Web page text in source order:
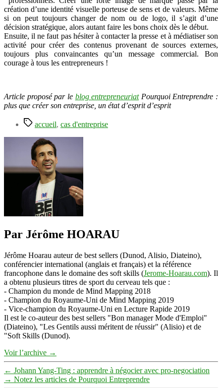
création d’une identité visuelle porteuse de sens et de valeurs. Même
si on peut toujours changer de nom ou de logo, il s’agit d’une
décision stratégique, alors autant faire les bons choix dès le début.
Ensuite, il ne faut pas hésiter à contacter la presse et à médiatiser son
activité pour créer des contenus provenant de sources externes,
toujours plus convaincantes qu’un message commercial. Bon
courage à tous les entrepreneurs !
Article proposé par le blog entrepreneuriatPourquoi Entreprendre :
plus que créer son entreprise, un état d’esprit d’esprit
Étiquettes
accueil, cas d'entreprise
Par Jérôme HOARAU
Jérôme Hoarau auteur de best sellers (Dunod, Alisio, Diateino),
conférencier international (anglais et français) et la référence
francophone dans le domaine des soft skills (Jerome-Hoarau.com). Il
a obtenu plusieurs titres de sport du cerveau tels que :
- Champion du monde de Mind Mapping 2018
- Champion du Royaume-Uni de Mind Mapping 2019
- Vice-champion du Royaume-Uni en Lecture Rapide 2019
Il est le co-auteur des best sellers "Bon manager Mode d'Emploi"
(Diateino), "Les Gentils aussi méritent de réussir" (Alisio) et de
"Soft Skills (Dunod).
Voir l’archive →
← Johann Yang-Ting : apprendre à négocier avec pro-negociation
→ Notez les articles de Pourquoi Entreprendre